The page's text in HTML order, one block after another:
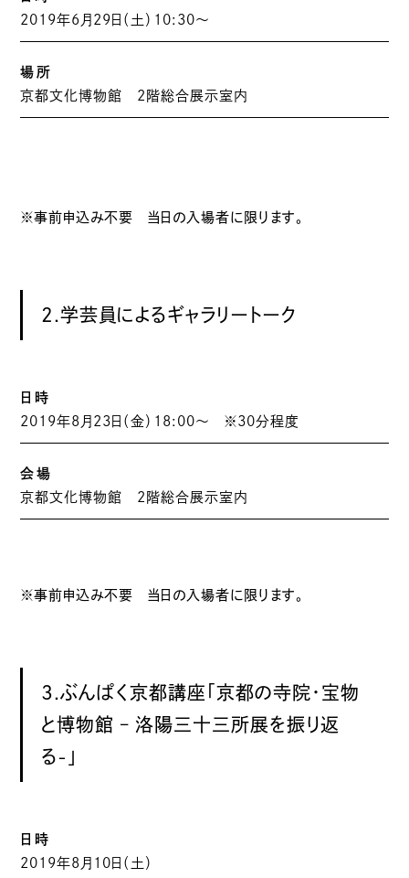
2019年6月29日（土）10:30～
場所
京都文化博物館 2階総合展示室内
※事前申込み不要 当日の入場者に限ります。
2.学芸員によるギャラリートーク
日時
2019年8月23日（金）18:00〜 ※30分程度
会場
京都文化博物館 2階総合展示室内
※事前申込み不要 当日の入場者に限ります。
3.ぶんぱく京都講座「京都の寺院・宝物
と博物館 – 洛陽三十三所展を振り返
る-」
日時
2019年8月10日（土）